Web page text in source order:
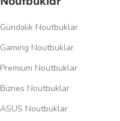
Gündəlik Noutbuklar
Gaming Noutbuklar
Premium Noutbuklar
Biznes Noutbuklar
ASUS Noutbuklar